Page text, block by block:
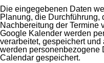
Die eingegebenen Daten
Planung, die Durchführung,
Nachbereitung der Termine
Google Kalender werden
verarbeitet, gespeichert
werden personenbezogene
Calendar gespeichert.